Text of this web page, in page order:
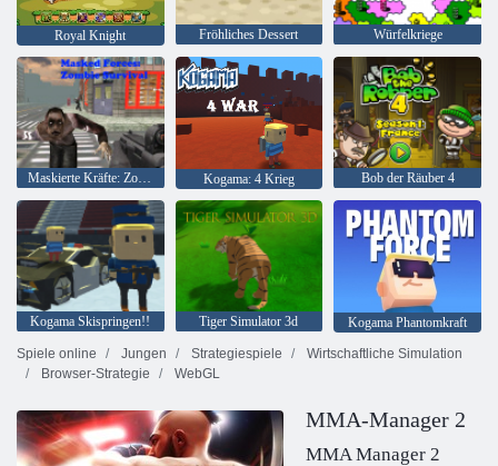
Royal Knight Fröhliches Dessert Würfelkriege
Maskierte Kräfte: Zombie-Überleben Kogama: 4 Krieg Bob der Räuber 4
Kogama Skispringen!! Tiger Simulator 3d
Kogama Phantomkraft
Spiele online
Jungen Strategiespiele
Wirtschaftliche Simulation
Browser-Strategie
WebGL
MMA-Manager 2
MMA Manager 2